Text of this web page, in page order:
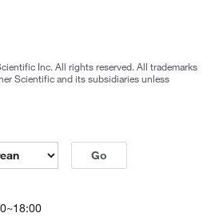
Inc. All rights reserved. All trademarks
Scientific and its subsidiaries unless
Go